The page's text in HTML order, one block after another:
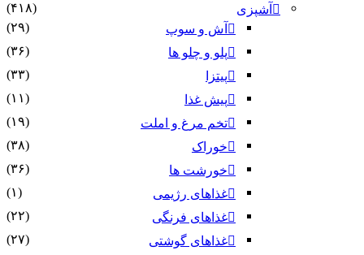
آشپزی
(۴۱۸)
آش و سوپ
(۲۹)
پلو و چلو ها
(۳۶)
پیتزا
(۳۳)
پیش غذا
(۱۱)
تخم مرغ و املت
(۱۹)
خوراک
(۳۸)
خورشت ها
(۳۶)
غذاهای رژیمی
(۱)
غذاهای فرنگی
(۲۲)
غذاهای گوشتی
(۲۷)